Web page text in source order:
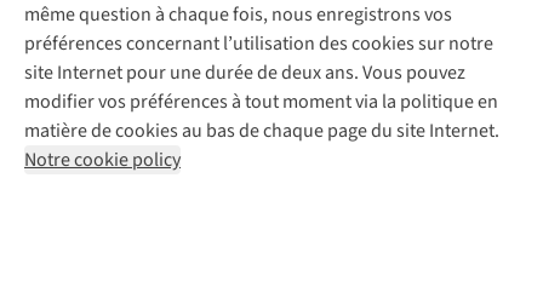
même question à chaque fois, nous enregistrons vos
préférences concernant l’utilisation des cookies sur notre
site Internet pour une durée de deux ans. Vous pouvez
modifier vos préférences à tout moment via la politique en
matière de cookies au bas de chaque page du site Internet.
Notre cookie policy
Mentions légales
Politique de confidentialité
Conditions générales
Cookie Policy